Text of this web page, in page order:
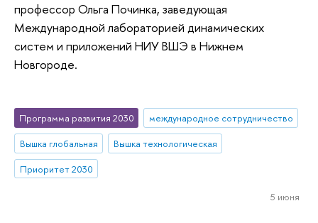
профессор Ольга Починка, заведующая
Международной лабораторией динамических
систем и приложений НИУ ВШЭ в Нижнем
Новгороде.
Программа развития 2030
международное сотрудничество
Вышка глобальная
Вышка технологическая
Приоритет 2030
5 июня